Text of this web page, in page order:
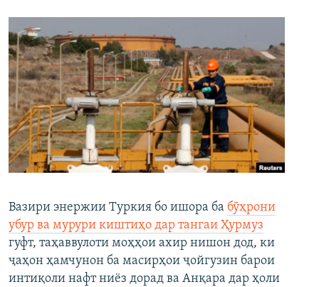
Вазири энержии Туркия бо ишора ба бӯҳрони
убур ва мурури киштиҳо дар тангаи Ҳурмуз
гуфт, таҳаввулоти моҳҳои ахир нишон дод, ки
ҷаҳон ҳамчунон ба масирҳои ҷойгузин барои
интиқоли нафт ниёз дорад ва Анқара дар ҳоли